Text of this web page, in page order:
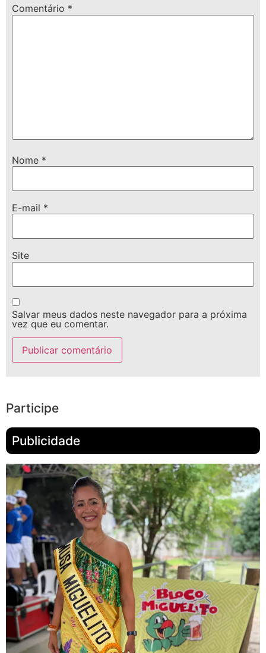
Comentário *
Nome *
E-mail *
Site
Salvar meus dados neste navegador para a próxima
vez que eu comentar.
Participe
Publicidade